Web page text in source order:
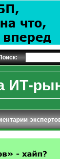
ИТ-